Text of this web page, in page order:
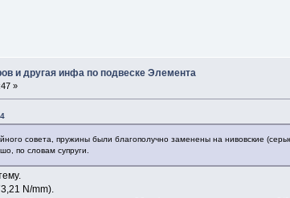
и другая инфа по подвеске Элемента
»
совета, пружины были благополучно заменены на нивовские
по словам супруги.
N/mm).